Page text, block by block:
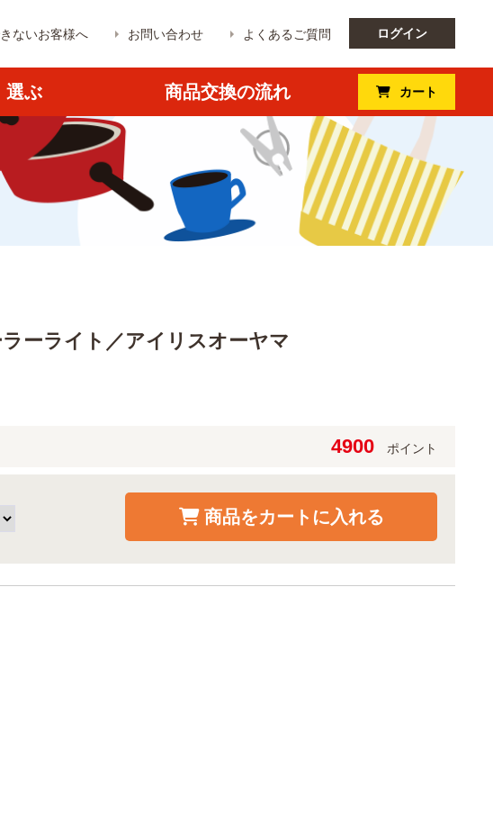
ないお客様へ お問い合わせ よくあるご質問 ログイン
選ぶ 商品交換の流れ カート
ーライト／アイリスオーヤマ
4900 ポイント